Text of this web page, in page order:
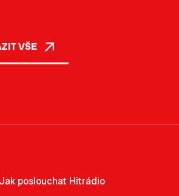
VŠE
Jak poslouchat Hitrádio